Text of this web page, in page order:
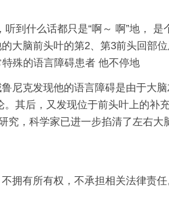
到什么话都只是“啊～ 啊”地，
大脑前头叶的第2、第3前头回部
殊的语言障碍患者 他不停地
尼克发现他的语言障碍是由于大
其后，又发现位于前头叶上的补
，科学家已进一步掐清了左右
拥有所有权，不承担相关法律责